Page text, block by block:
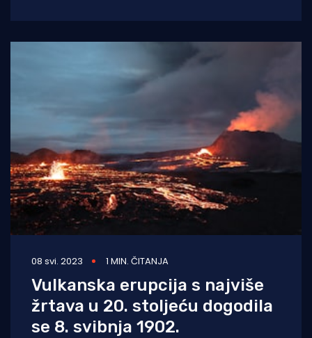
08 svi. 2023 1 MIN. ČITANJA
Vulkanska erupcija s najviše
žrtava u 20. stoljeću dogodila
se 8. svibnja 1902.